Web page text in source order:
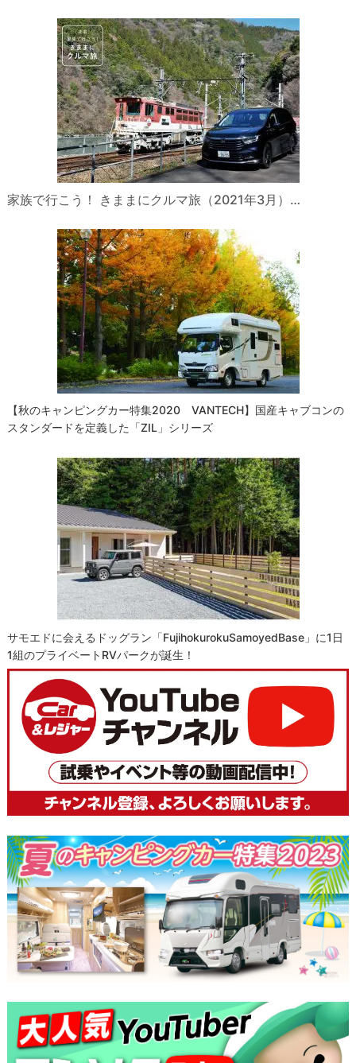
家族で行こう！ きままにクルマ旅（2021年3月）…
【秋のキャンピングカー特集2020 VANTECH】国産キャブコンの
スタンダードを定義した「ZIL」シリーズ
サモエドに会えるドッグラン「FujihokurokuSamoyedBase」に1日
1組のプライベートRVパークが誕生！